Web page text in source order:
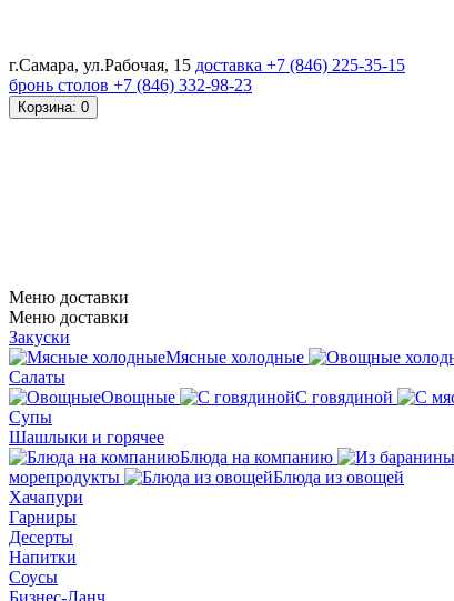
г.Самара, ул.Рабочая, 15 доставка +7 (846) 225-35-15
бронь столов +7 (846) 332-98-23
Корзина: 0
Меню доставки
Меню доставки
Закуски
Мясные холодные
Салаты
Овощные
С говядиной
Супы
Шашлыки и горячее
Блюда на компанию
морепродукты
Блюда из овощей
Хачапури
Гарниры
Десерты
Напитки
Соусы
Бизнес-Ланч